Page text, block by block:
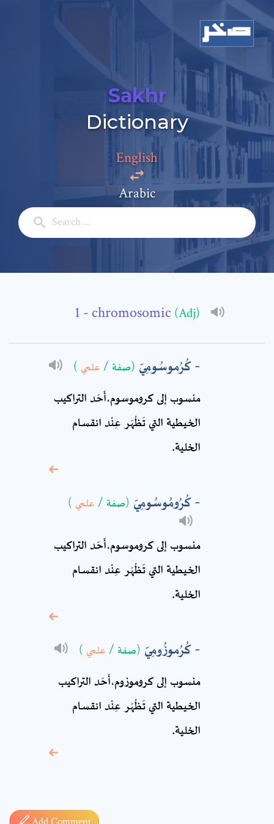
Sakhr
Dictionary
English
Arabic
- chromosomic (Adj)
كُرُموسُومِيّ (صفة / علمي )
منسوب إلى كروموسوم،أَحَد التراكيب
الخيطية التي تَظْهَر عِنْد انقسام
الخلية.
كُرُومُوسُومِيّ (صفة / علمي )
منسوب إلى كروموسوم،أَحَد التراكيب
الخيطية التي تَظْهَر عِنْد انقسام
الخلية.
كُرُموزُومِيّ (صفة / علمي )
منسوب إلى كروموزوم،أَحَد التراكيب
الخيطية التي تَظْهَر عِنْد انقسام
الخلية.
Add a comment
Subject: *
Comment: *
required fields